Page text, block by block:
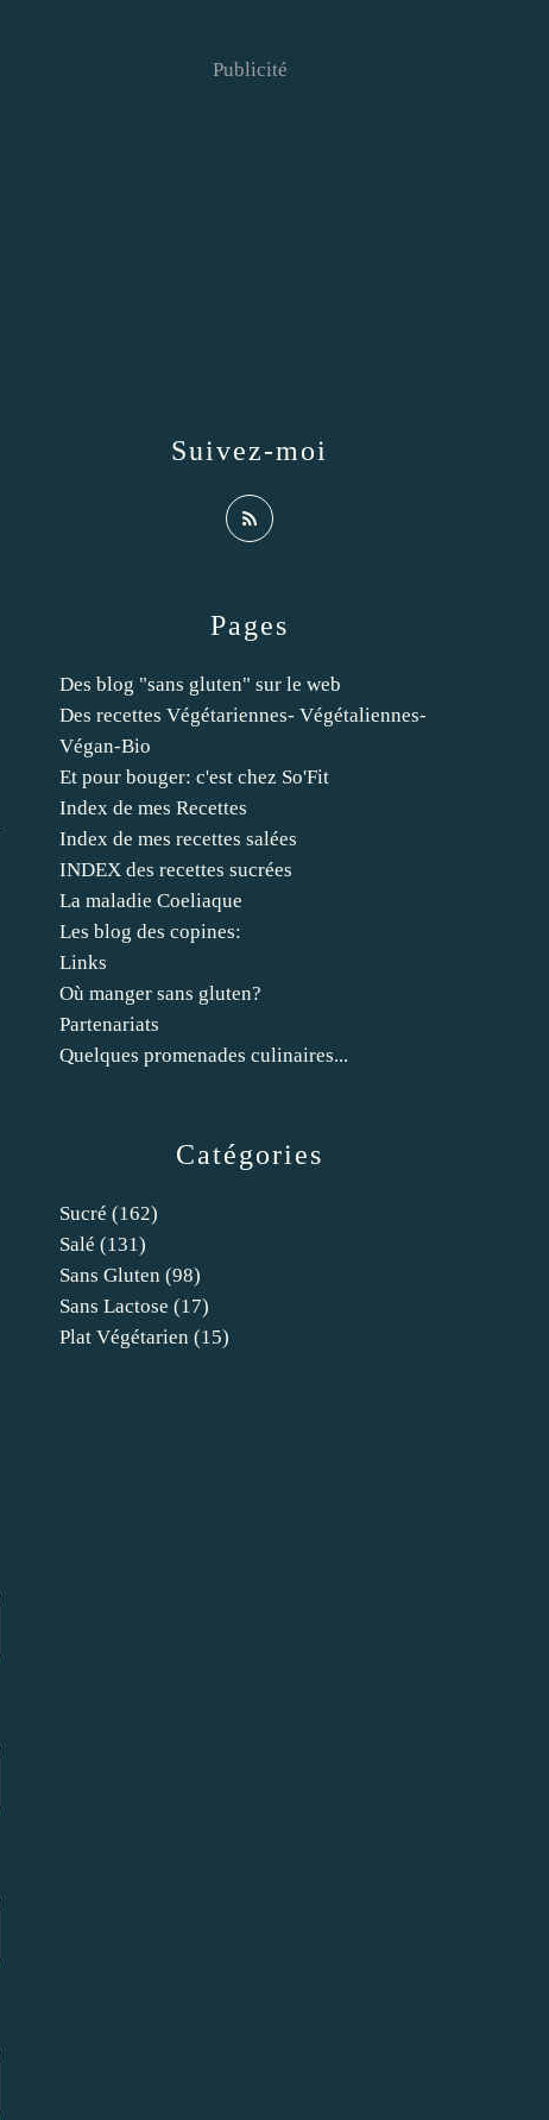
Catégories
Sucré (162)
Salé (131)
Sans Gluten (98)
Sans Lactose (17)
Plat Végétarien (15)
Pages
Des blog "sans gluten" sur le web
Des recettes Végétariennes- Végétaliennes-
Végan-Bio
Et pour bouger: c'est chez So'Fit
Index de mes Recettes
Index de mes recettes salées
INDEX des recettes sucrées
La maladie Coeliaque
Les blog des copines:
Links
Où manger sans gluten?
Partenariats
Quelques promenades culinaires...
Suivez-moi
Publicité